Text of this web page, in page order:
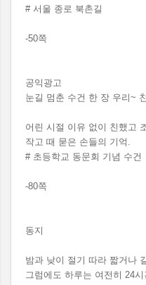
# 서울 종로 북촌길
-50쪽
공익광고
눈길 멈춘 수건 한 장 우리~
어린 시절 이유 없이 친했고
작고 때 묻은 손들의 기억.
# 초등학교 동문회 기념 수건
-80쪽
동지
밤과 낮이 절기 따라 짧거나
그럼에도 하루는 여전히 24시